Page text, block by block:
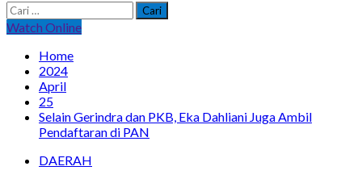
Cari
untuk:
Watch Online
Home
2024
April
25
Selain Gerindra dan PKB, Eka Dahliani Juga Ambil
Pendaftaran di PAN
DAERAH